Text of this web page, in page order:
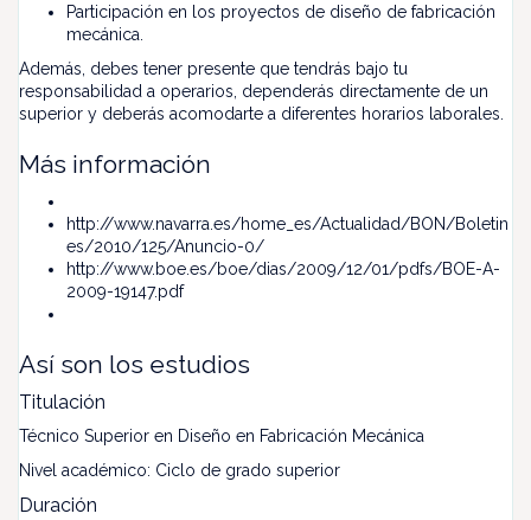
Participación en los proyectos de diseño de fabricación
mecánica.
Además, debes tener presente que tendrás bajo tu
responsabilidad a operarios, dependerás directamente de un
superior y deberás acomodarte a diferentes horarios laborales.
Más información
http://www.navarra.es/home_es/Actualidad/BON/Boletin
es/2010/125/Anuncio-0/
http://www.boe.es/boe/dias/2009/12/01/pdfs/BOE-A-
2009-19147.pdf
Así son los estudios
Titulación
Técnico Superior en Diseño en Fabricación Mecánica
Nivel académico: Ciclo de grado superior
Duración